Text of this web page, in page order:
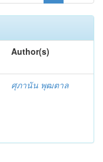
Author(s)
ศุภานัน พุฒตาล